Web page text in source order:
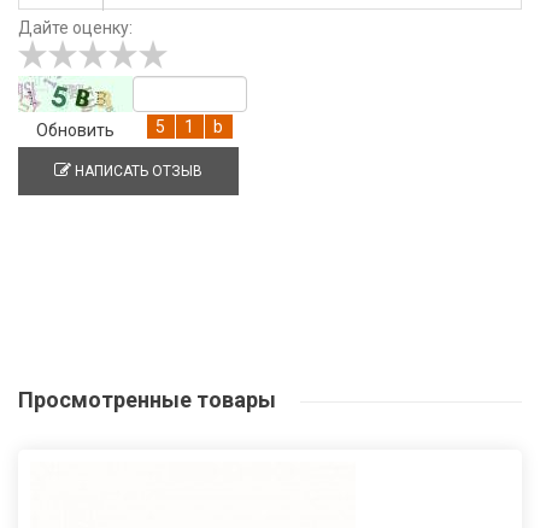
Дайте оценку:
Обновить
НАПИСАТЬ ОТЗЫВ
Просмотренные товары